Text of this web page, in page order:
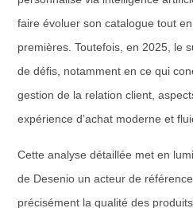
faire évoluer son catalogue tout
premières. Toutefois, en 2025, le
de défis, notamment en ce qui
gestion de la relation client,
expérience d’achat moderne et
Cette analyse détaillée met en
de Desenio un acteur de
précisément la qualité des